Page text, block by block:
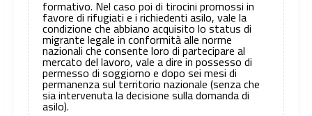
formativo. Nel caso poi di tirocini promossi in
favore di rifugiati e i richiedenti asilo, vale la
condizione che abbiano acquisito lo status di
migrante legale in conformità alle norme
nazionali che consente loro di partecipare al
mercato del lavoro, vale a dire in possesso di
permesso di soggiorno e dopo sei mesi di
permanenza sul territorio nazionale (senza che
sia intervenuta la decisione sulla domanda di
asilo).